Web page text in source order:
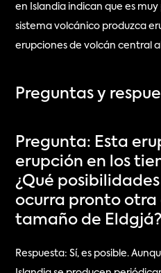
en Islandia indican que es
sistema volcánico produzca
erupciones de volcán central
Preguntas y
Pregunta: Esta
erupción en los
¿Qué
ocurra pronto otra
tamaño de Eldgjá?
Respuesta: Sí, es posible.